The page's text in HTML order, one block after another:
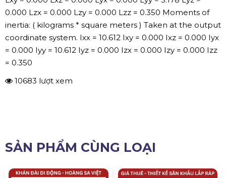
0.000 Lzx = 0.000 Lzy = 0.000 Lzz = 0.350 Moments of
inertia: ( kilograms * square meters ) Taken at the output
coordinate system. Ixx = 10.612 Ixy = 0.000 Ixz = 0.000 Iyx
= 0.000 Iyy = 10.612 Iyz = 0.000 Izx = 0.000 Izy = 0.000 Izz
= 0.350
10683 lượt xem
SẢN PHẨM CÙNG LOẠI